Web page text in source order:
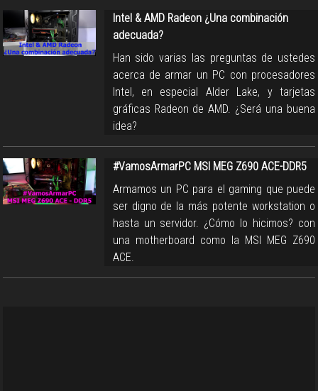
Intel & AMD Radeon ¿Una combinación
adecuada?
Han sido varias las preguntas de ustedes
acerca de armar un PC con procesadores
Intel, en especial Alder Lake, y tarjetas
gráficas Radeon de AMD. ¿Será una buena
idea?
#VamosArmarPC MSI MEG Z690 ACE-DDR5
Armamos un PC para el gaming que puede
ser digno de la más potente workstation o
hasta un servidor. ¿Cómo lo hicimos? con
una motherboard como la MSI MEG Z690
ACE.